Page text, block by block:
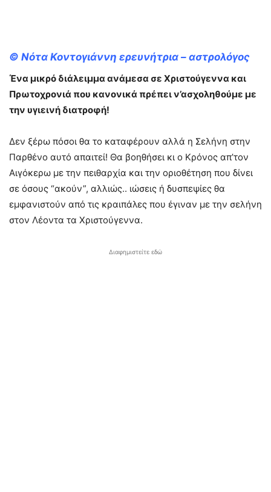
© Νότα Κοντογιάννη ερευνήτρια – αστρολόγος
Ένα μικρό διάλειμμα ανάμεσα σε Χριστούγεννα και
Πρωτοχρονιά που κανονικά πρέπει ν’ασχοληθούμε με
την υγιεινή διατροφή!
Δεν ξέρω πόσοι θα το καταφέρουν αλλά η Σελήνη στην
Παρθένο αυτό απαιτεί! Θα βοηθήσει κι ο Κρόνος απ’τον
Αιγόκερω με την πειθαρχία και την οριοθέτηση που δίνει
σε όσους “ακούν”, αλλιώς.. ιώσεις ή δυσπεψίες θα
εμφανιστούν από τις κραιπάλες που έγιναν με την σελήνη
στον Λέοντα τα Χριστούγεννα.
Διαφημιστείτε εδώ